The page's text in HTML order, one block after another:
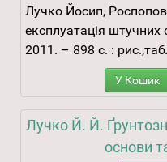
Лучко Йосип,
експлуатація
2011. – 898 с. :
У Кошик
Лучко Й. Й.
основи